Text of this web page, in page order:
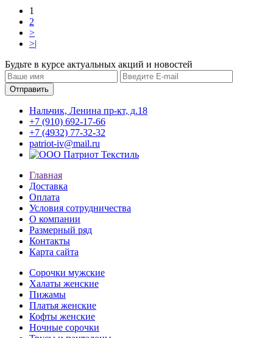
1
2
>
>|
Будьте в курсе актуальных акций и новостей
Нальчик, Ленина пр-кт, д.18
+7 (910) 692-17-66
+7 (4932) 77-32-32
patriot-iv@mail.ru
Главная
Доставка
Оплата
Условия сотрудничества
О компании
Размерный ряд
Контакты
Карта сайта
Сорочки мужские
Халаты женские
Пижамы
Платья женские
Кофты женские
Ночные сорочки